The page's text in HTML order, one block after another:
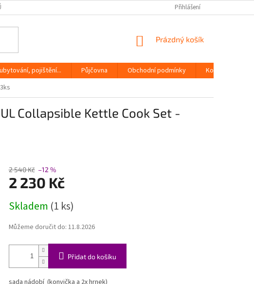
Přihlášení
NÁKUPNÍ
Prázdný košík
pojištění... Půjčovna Obchodní podmínky
Kontakty
Collapsible Kettle Cook Set -
2 540 Kč –12 %
2 230 Kč
cena:
Skladem (1 ks)
Můžeme doručit do: 11.8.2026
Přidat do košíku